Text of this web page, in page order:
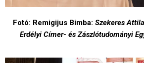
Fotó: Remigijus Bimba: Szekeres
Erdélyi Címer- és Zászlótudományi